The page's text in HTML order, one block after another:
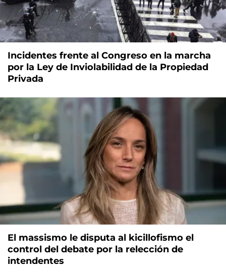
Incidentes frente al Congreso en la marcha
por la Ley de Inviolabilidad de la Propiedad
Privada
El massismo le disputa al kicillofismo el
control del debate por la relección de
intendentes